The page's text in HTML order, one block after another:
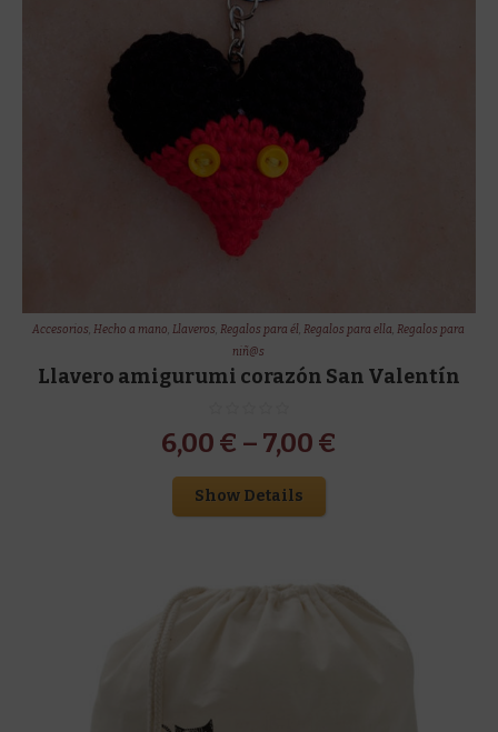
Accesorios,Hecho a mano,Llaveros,Regalos para él,Regalos para ella,Regalos para
niñ@s
Llavero amigurumi corazón San Valentín
6,00 € – 7,00 €
Show Details